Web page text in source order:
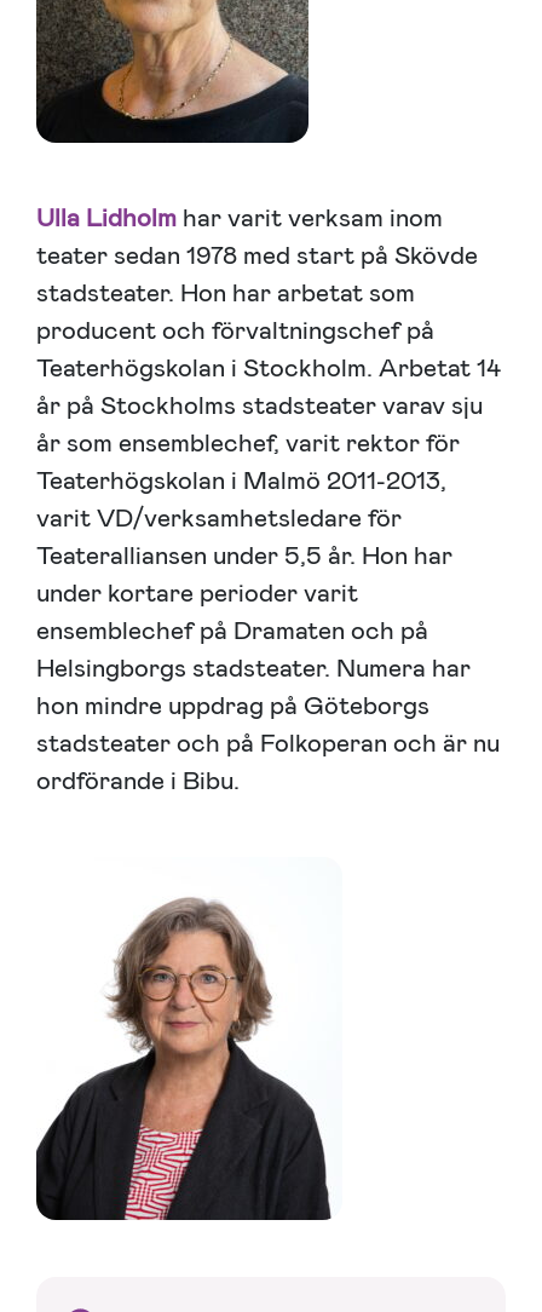
Ulla Lidholm har varit verksam inom
teater sedan 1978 med start på Skövde
stadsteater. Hon har arbetat som
producent och förvaltningschef på
Teaterhögskolan i Stockholm. Arbetat 14
år på Stockholms stadsteater varav sju
år som ensemblechef, varit rektor för
Teaterhögskolan i Malmö 2011-2013,
varit VD/verksamhetsledare för
Teateralliansen under 5,5 år. Hon har
under kortare perioder varit
ensemblechef på Dramaten och på
Helsingborgs stadsteater. Numera har
hon mindre uppdrag på Göteborgs
stadsteater och på Folkoperan och är nu
ordförande i Bibu.